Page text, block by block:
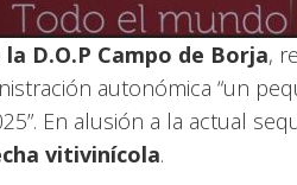
D.O.P Campo de Borja,
autonómica “un
En alusión a la actual
vitivinícola.